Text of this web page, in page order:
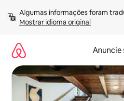
para
Mostrar idioma original
Anuncie